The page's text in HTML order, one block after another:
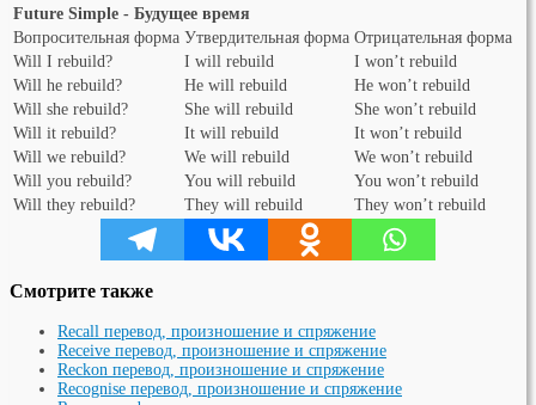
Future Simple - Будущее время
Вопросительная форма Утвердительная форма Отрицательная форма
Will I rebuild?
I will rebuild
I won’t rebuild
Will he rebuild?
He will rebuild
He won’t rebuild
Will she rebuild?
She will rebuild
She won’t rebuild
Will it rebuild?
It will rebuild
It won’t rebuild
Will we rebuild?
We will rebuild
We won’t rebuild
Will you rebuild?
You will rebuild
You won’t rebuild
Will they rebuild?
They will rebuild They won’t rebuild
Смотрите также
Recall перевод, произношение и спряжение
Receive перевод, произношение и спряжение
Reckon перевод, произношение и спряжение
Recognise перевод, произношение и спряжение